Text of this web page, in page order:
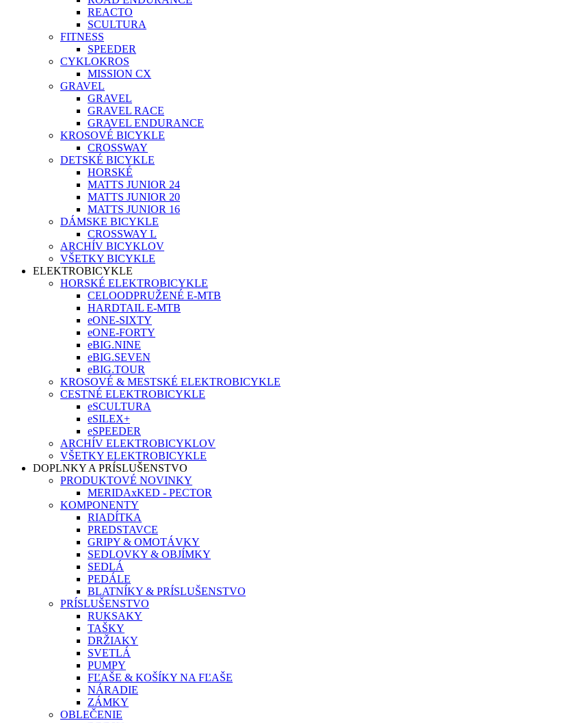
REACTO
SCULTURA
FITNESS
SPEEDER
CYKLOKROS
MISSION CX
GRAVEL
GRAVEL
GRAVEL RACE
GRAVEL ENDURANCE
KROSOVÉ BICYKLE
CROSSWAY
DETSKÉ BICYKLE
HORSKÉ
MATTS JUNIOR 24
MATTS JUNIOR 20
MATTS JUNIOR 16
DÁMSKE BICYKLE
CROSSWAY L
ARCHÍV BICYKLOV
VŠETKY BICYKLE
ELEKTROBICYKLE
HORSKÉ ELEKTROBICYKLE
CELOODPRUŽENÉ E-MTB
HARDTAIL E-MTB
eONE-SIXTY
eONE-FORTY
eBIG.NINE
eBIG.SEVEN
eBIG.TOUR
KROSOVÉ & MESTSKÉ ELEKTROBICYKLE
CESTNÉ ELEKTROBICYKLE
eSCULTURA
eSILEX+
eSPEEDER
ARCHÍV ELEKTROBICYKLOV
VŠETKY ELEKTROBICYKLE
DOPLNKY A PRÍSLUŠENSTVO
PRODUKTOVÉ NOVINKY
MERIDAxKED - PECTOR
KOMPONENTY
RIADÍTKA
PREDSTAVCE
GRIPY & OMOTÁVKY
SEDLOVKY & OBJÍMKY
SEDLÁ
PEDÁLE
BLATNÍKY & PRÍSLUŠENSTVO
PRÍSLUŠENSTVO
RUKSAKY
TAŠKY
DRŽIAKY
SVETLÁ
PUMPY
FĽAŠE & KOŠÍKY NA FĽAŠE
NÁRADIE
ZÁMKY
OBLEČENIE